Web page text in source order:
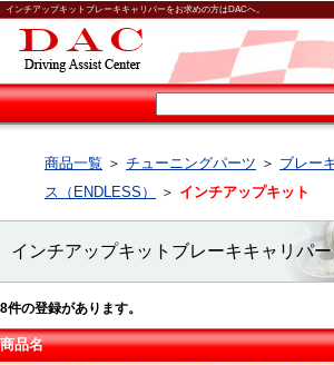
インチアップキットブレーキキャリパーをお求めの方はDACへ。
商品一覧 ＞ チューニングパーツ ＞ ブレー
ス（ENDLESS）
＞ インチアップキット
インチアップキットブレーキキャリパー
8件の登録があります。
商品名